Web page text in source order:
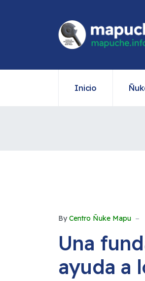
Inicio
By Centro Ñuke Mapu
Una
ayuda a